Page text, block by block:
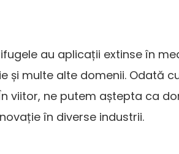
au aplicații extinse în
și multe alte domenii. Odată
viitor, ne putem aștepta ca
în diverse industrii.